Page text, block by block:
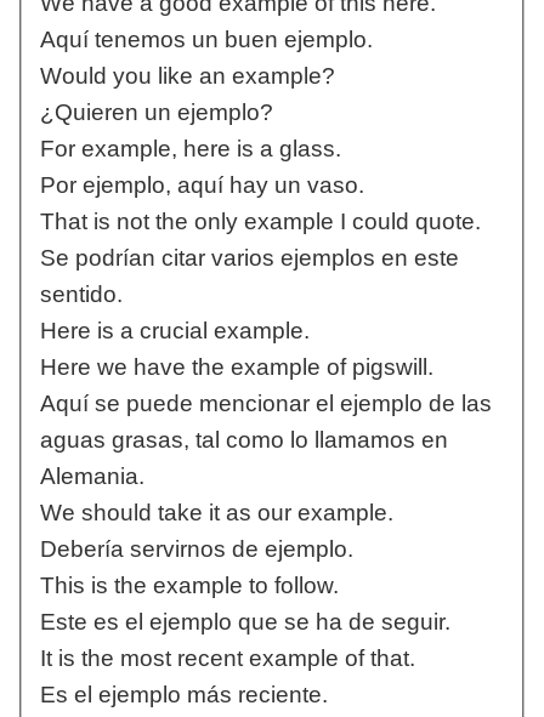
Aquí tenemos un buen ejemplo.
Would you like an example?
¿Quieren un ejemplo?
For example, here is a glass.
Por ejemplo, aquí hay un vaso.
That is not the only example I could quote.
Se podrían citar varios ejemplos en este
sentido.
Here is a crucial example.
Here we have the example of pigswill.
Aquí se puede mencionar el ejemplo de las
aguas grasas, tal como lo llamamos en
Alemania.
We should take it as our example.
Debería servirnos de ejemplo.
This is the example to follow.
Este es el ejemplo que se ha de seguir.
It is the most recent example of that.
Es el ejemplo más reciente.